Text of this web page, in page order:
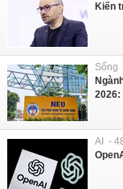
Kiến
Sống
2026:
AI -